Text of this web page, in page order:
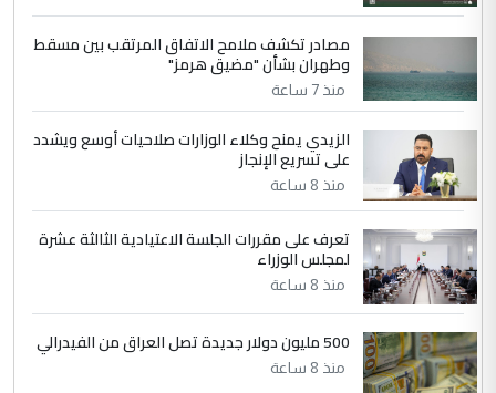
ابا فرات ...
الجواهري يرد على صدام حسين سل
مضجعيك يابن الزنا (نص كامل)
5
التعليق : تحياتي لك استاذ حامدتركان. كلام
دقيق ومسؤول؛ فالاستثمار الحقيقي للإنسان
الموضوع :
بين الإهمال واغتصاب الأرض.. بلاد
الرافدين تعاني الجفاف والتصحر!!
مصادر تكشف ملامح الاتفاق المرتقب بين مسقط
وطهران بشأن "مضيق هرمز"
منذ 7 ساعة
الزيدي يمنح وكلاء الوزارات صلاحيات أوسع ويشدد
على تسريع الإنجاز
منذ 8 ساعة
تعرف على مقررات الجلسة الاعتيادية الثالثة عشرة
لمجلس الوزراء
منذ 8 ساعة
500 مليون دولار جديدة تصل العراق من الفيدرالي
منذ 8 ساعة